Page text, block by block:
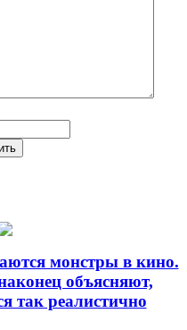
монстры в кино.
объясняют,
так реалистично